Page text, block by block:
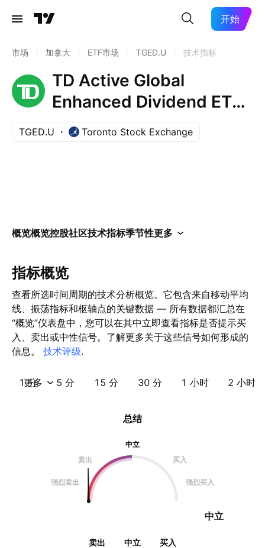
开始
市场 加拿大 ETF市场 TGED.U 技术指标
TD Active Global
Enhanced Dividend ETF
Trust Units
TGED.U Toronto Stock Exchange
概览概览控股社区技术指标季节性更多
指标概览
查看所选时间周期的技术分析概览。它包含来自移动平均
线、振荡指标和枢轴点的关键数据 — 所有数据都汇总在
“概览”仪表盘中，您可以在其中立即查看指标是否提示买
入、卖出或中性信号。了解更多关于这些信号如何形成的
信息。 技术评级.
1 分 5 分 15 分 30 分 1 小时 2 小时
更多
总结
中立
卖出
买入
强烈卖出 强烈买入
中立
卖出 中立 买入